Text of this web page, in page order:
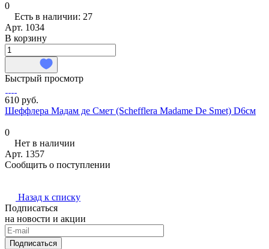
0
Есть в наличии: 27
Арт. 1034
В корзину
Быстрый просмотр
610 руб.
Шеффлера Мадам де Смет (Schefflera Madame De Smet) D6см
0
Нет в наличии
Арт. 1357
Сообщить о поступлении
Назад к списку
Подписаться
на новости и акции
Подписаться